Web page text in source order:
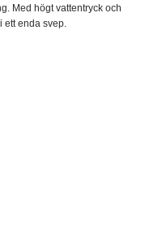
Med högt vattentryck och
ett enda svep.